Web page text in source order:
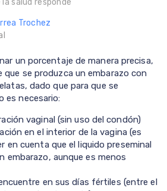
salud responde
Trochez
un porcentaje de manera precisa,
que se produzca un embarazo con
dado que para que se
es necesario:
vaginal (sin uso del condón)
en el interior de la vagina (es
en cuenta que el liquido preseminal
embarazo, aunque es menos
en sus días fértiles (entre el